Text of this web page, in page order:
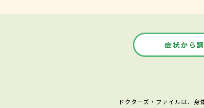
症状から
ドクターズ・ファイルは、